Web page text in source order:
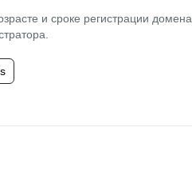
и сроке регистрации домена,